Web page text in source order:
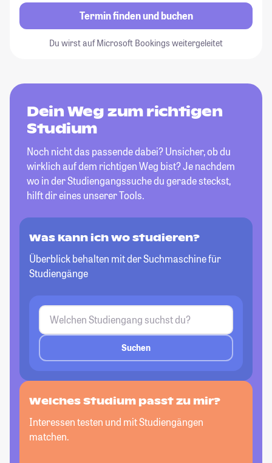
Termin finden und buchen
Du wirst auf Microsoft Bookings weitergeleitet
Dein Weg zum richtigen
Studium
Noch nicht das passende dabei? Unsicher, ob du
wirklich auf dem richtigen Weg bist? Je nachdem
wo in der Studiengangssuche du gerade steckst,
hilft dir eines unserer Tools.
Was kann ich wo studieren?
Überblick behalten mit der Suchmaschine für
Studiengänge
Suchen
Welches Studium passt zu mir?
Interessen testen und mit Studiengängen
matchen.